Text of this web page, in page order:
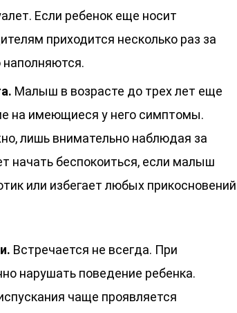
Если ребенок еще носит
приходится несколько раз за
Малыш в возрасте до трех лет еще
на имеющиеся у него симптомы.
лишь внимательно наблюдая за
начать беспокоиться, если малыш
или избегает любых прикосновений
Встречается не всегда. При
нарушать поведение ребенка.
чаще проявляется